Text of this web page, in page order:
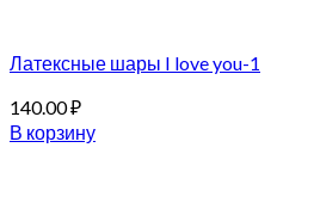
Латексные шары I love you-1
140.00₽
В корзину